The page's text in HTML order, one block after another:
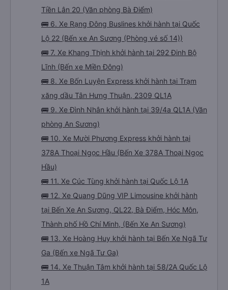
Tiền Lân 20 (Văn phòng Bà Điểm)
🚌 6. Xe Rạng Đông Buslines khởi hành tại Quốc
Lộ 22 (Bến xe An Sương (Phòng vé số 14))
🚌 7. Xe Khang Thịnh khởi hành tại 292 Đinh Bộ
Lĩnh (Bến xe Miền Đông)
🚌 8. Xe Bốn Luyện Express khởi hành tại Trạm
xăng dầu Tân Hưng Thuận, 2309 QL1A
🚌 9. Xe Đình Nhân khởi hành tại 39/4a QL1A (Văn
phòng An Sương)
🚌 10. Xe Mười Phương Express khởi hành tại
378A Thoại Ngọc Hầu (Bến Xe 378A Thoại Ngọc
Hầu)
🚌 11. Xe Cúc Tùng khởi hành tại Quốc Lộ 1A
🚌 12. Xe Quang Dũng VIP Limousine khởi hành
tại Bến Xe An Sương, QL22, Bà Điểm, Hóc Môn,
Thành phố Hồ Chí Minh, (Bến Xe An Sương)
🚌 13. Xe Hoàng Huy khởi hành tại Bến Xe Ngã Tư
Ga (Bến xe Ngã Tư Ga)
🚌 14. Xe Thuận Tâm khởi hành tại 58/2A Quốc Lộ
1A